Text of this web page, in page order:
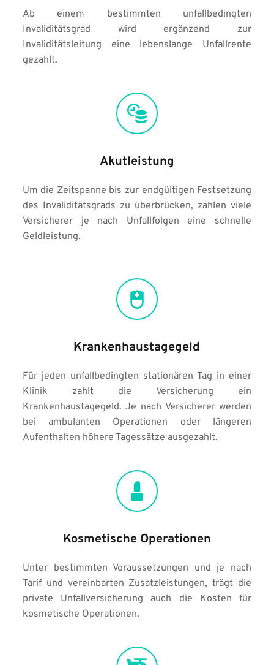
Ab einem bestimmten unfallbedingten
Invaliditätsgrad wird ergänzend zur
Invaliditätsleitung eine lebenslange Unfallrente
gezahlt.
Akutleistung
Um die Zeitspanne bis zur endgültigen Festsetzung
des Invaliditätsgrads zu überbrücken, zahlen viele
Versicherer je nach Unfallfolgen eine schnelle
Geldleistung.
Krankenhaustagegeld
Für jeden unfallbedingten stationären Tag in einer
Klinik zahlt die Versicherung ein
Krankenhaustagegeld. Je nach Versicherer werden
bei ambulanten Operationen oder längeren
Aufenthalten höhere Tagessätze ausgezahlt.
Kosmetische Operationen
Unter bestimmten Voraussetzungen und je nach
Tarif und vereinbarten Zusatzleistungen, trägt die
private Unfallversicherung auch die Kosten für
kosmetische Operationen.